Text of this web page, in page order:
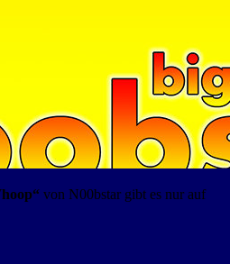
von N00bstar gibt es nur auf